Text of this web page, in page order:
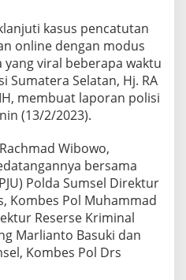
kasus pencatutan
online dengan modus
viral beberapa waktu
Sumatera Selatan, Hj. RA
membuat laporan polisi
(13/2/2023).
Wibowo,
bersama
Polda Sumsel Direktur
Kombes Pol Muhammad
Reserse Kriminal
Marlianto Basuki dan
Kombes Pol Drs